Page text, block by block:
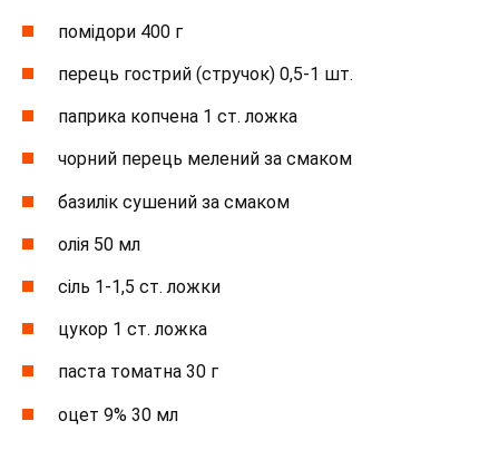
помідори 400 г
перець гострий (стручок) 0,5-1 шт.
паприка копчена 1 ст. ложка
чорний перець мелений за смаком
базилік сушений за смаком
олія 50 мл
сіль 1-1,5 ст. ложки
цукор 1 ст. ложка
паста томатна 30 г
оцет 9% 30 мл